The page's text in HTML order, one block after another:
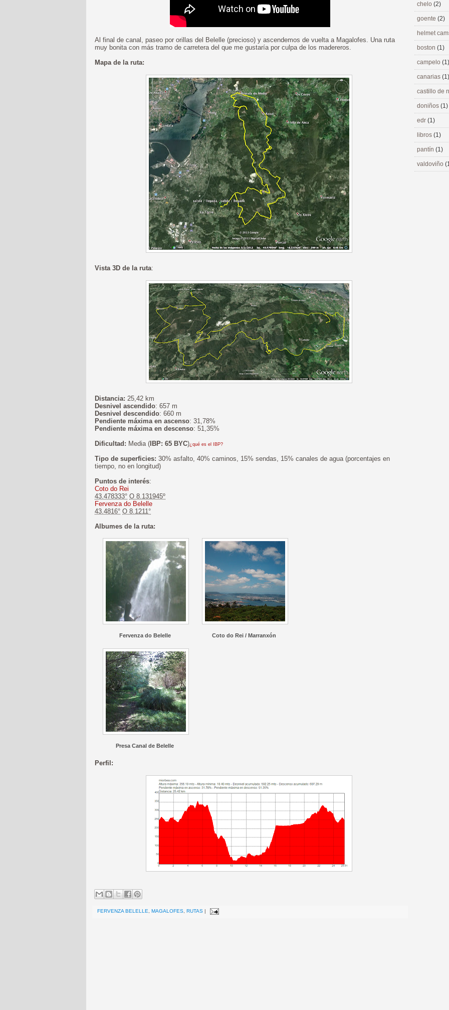
Al final de canal, paseo por orillas del Belelle (precioso) y ascendemos de vuelta a Magalofes. Una ruta
muy bonita con más tramo de carretera del que me gustaría por culpa de los madereros.
Mapa de la ruta:
Vista 3D de la ruta:
Distancia: 25,42 km
Desnivel ascendido: 657 m
Desnivel descendido: 660 m
Pendiente máxima en ascenso: 31,78%
Pendiente máxima en descenso: 51,35%
Dificultad: Media ( IBP: 65 BYC)¿qué es el IBP?
Tipo de superficies: 30% asfalto, 40% caminos, 15% sendas, 15% canales de agua (porcentajes en
tiempo, no en longitud)
Puntos de interés:
Coto do Rei
43.478333° O 8.131945º
Fervenza do Belelle
43.4816° O 8.1211°
Albumes de la ruta:
Fervenza do Belelle Coto do Rei / Marranxón
Presa Canal de Belelle
Perfil:
FERVENZA BELELLE MAGALOFES RUTAS |
chelo (2)
goente (2)
helmet
boston (1)
campelo (1)
canarias (1)
castillo de
doniños (1)
edr (1)
libros (1)
pantín (1)
valdoviño